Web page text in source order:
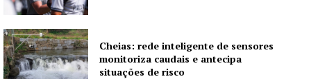
Cheias: rede inteligente de sensores
monitoriza caudais e antecipa
situações de risco